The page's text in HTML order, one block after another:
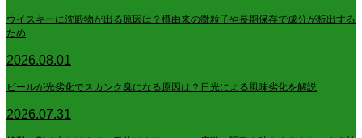
ウイスキーに沈殿物が出る原因は？樽由来の微粒子や長期保存で成分が析出する
ため
2026.08.01
ビールが光劣化でスカンク臭になる原因は？日光による風味劣化を解説
2026.07.31